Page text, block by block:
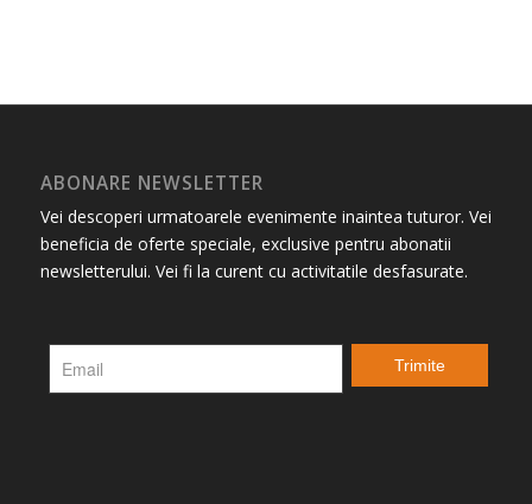
ABONARE NEWSLETTER
Vei descoperi urmatoarele evenimente inaintea tuturor. Vei
beneficia de oferte speciale, exclusive pentru abonatii
newsletterului. Vei fi la curent cu activitatile desfasurate.